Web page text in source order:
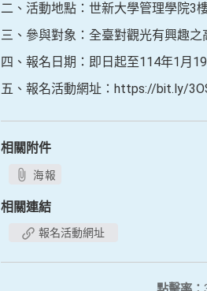
二、活動地點：世新大學管理學院3
三、參與對象：全臺對觀光有興趣之
四、報名日期：即日起至114年1月
五、報名活動網址：https://bit.ly/
相關附件
海報
相關連結
報名活動網址